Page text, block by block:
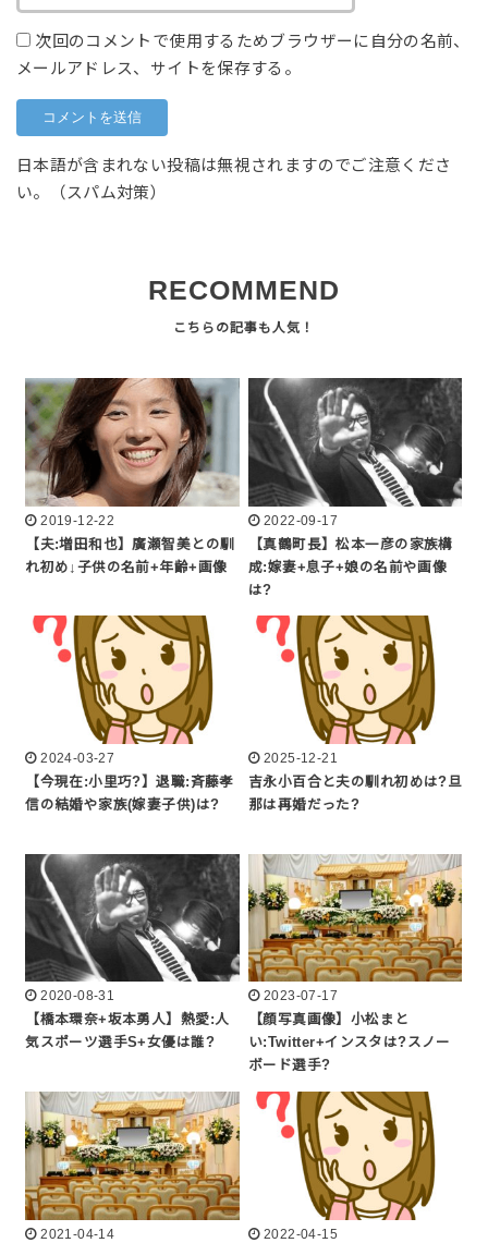
次回のコメントで使用するためブラウザーに自分の名前、
メールアドレス、サイトを保存する。
日本語が含まれない投稿は無視されますのでご注意くださ
い。（スパム対策）
RECOMMEND
2019-12-22
【夫:増田和也】廣瀬智美との馴
れ初め↓子供の名前+年齢+画像
2022-09-17
【真鶴町長】松本一彦の家族構
成:嫁妻+息子+娘の名前や画像
は?
2024-03-27
【今現在:小里巧?】退職:斉藤孝
信の結婚や家族(嫁妻子供)は?
2025-12-21
吉永小百合と夫の馴れ初めは?旦
那は再婚だった?
2020-08-31
【橋本環奈+坂本勇人】熱愛:人
気スポーツ選手S+女優は誰?
2023-07-17
【顔写真画像】小松まと
い:Twitter+インスタは?スノー
ボード選手?
2021-04-14 2022-04-15